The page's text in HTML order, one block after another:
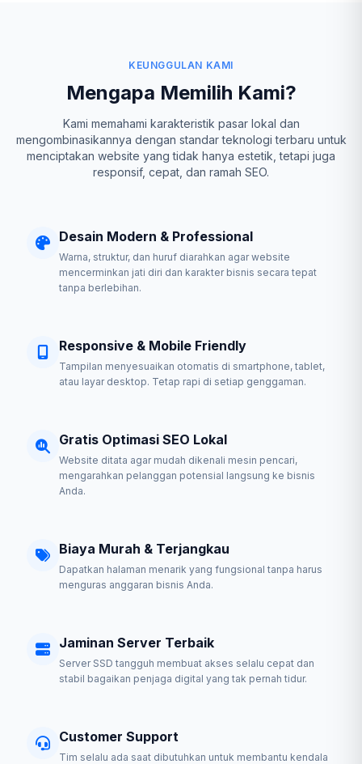
KEUNGGULAN KAMI
Mengapa Memilih Kami?
Kami memahami karakteristik pasar lokal dan
mengombinasikannya dengan standar teknologi terbaru untuk
menciptakan website yang tidak hanya estetik, tetapi juga
responsif, cepat, dan ramah SEO.
Desain Modern & Professional
Warna, struktur, dan huruf diarahkan agar website
mencerminkan jati diri dan karakter bisnis secara tepat
tanpa berlebihan.
Responsive & Mobile Friendly
Tampilan menyesuaikan otomatis di smartphone, tablet,
atau layar desktop. Tetap rapi di setiap genggaman.
Gratis Optimasi SEO Lokal
Website ditata agar mudah dikenali mesin pencari,
mengarahkan pelanggan potensial langsung ke bisnis
Anda.
Biaya Murah & Terjangkau
Dapatkan halaman menarik yang fungsional tanpa harus
menguras anggaran bisnis Anda.
Jaminan Server Terbaik
Server SSD tangguh membuat akses selalu cepat dan
stabil bagaikan penjaga digital yang tak pernah tidur.
Customer Support
Tim selalu ada saat dibutuhkan untuk membantu kendala